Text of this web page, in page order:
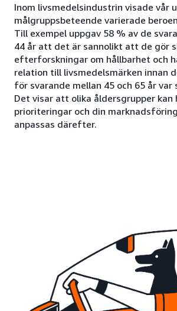
Inom livsmedelsindustrin visade vår
målgruppsbeteende varierade
Till exempel uppgav 58 % av de
44 år att det är sannolikt att de gör
efterforskningar om hållbarhet och
relation till livsmedelsmärken innan
för svarande mellan 45 och 65 år
Det visar att olika åldersgrupper kan
prioriteringar och din
anpassas därefter.